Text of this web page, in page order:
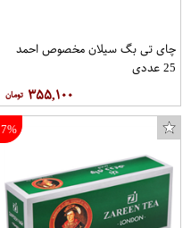
چای تی بگ سیلان مخصوص احمد
25 عددی
۳۵۵,۱۰۰
7%